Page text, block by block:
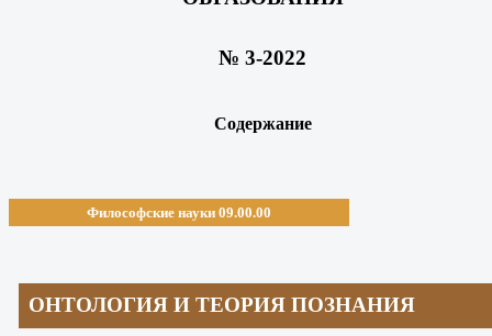
№ 3-2022
Содержание
Философские науки 09.00.00
ОНТОЛОГИЯ И ТЕОРИЯ ПОЗНАНИЯ